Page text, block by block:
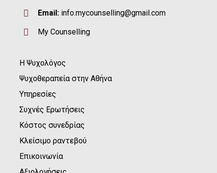
Email:info.mycounselling@gmail.com
My Counselling
Η Ψυχολόγος
Ψυχοθεραπεία στην Αθήνα
Υπηρεσίες
Συχνές Ερωτήσεις
Κόστος συνεδρίας
Κλείσιμο ραντεβού
Επικοινωνία